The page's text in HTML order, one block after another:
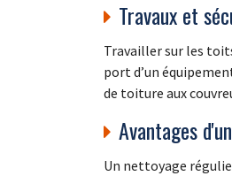
Travaux et
Travailler sur les
port d’un
de toiture aux
Avantages
Un nettoyage